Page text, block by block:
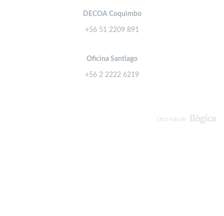
DECOA Coquimbo
+56 51 2209 891
Oficina Santiago
+56 2 2222 6219